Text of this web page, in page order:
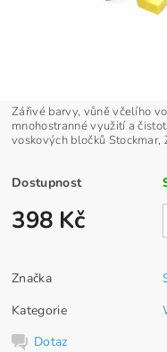
Zářivé barvy, vůně včelího
mnohostranné využití a
voskových bločků Stockmar,
Dostupnost
398 Kč
Značka
Kategorie
Dotaz